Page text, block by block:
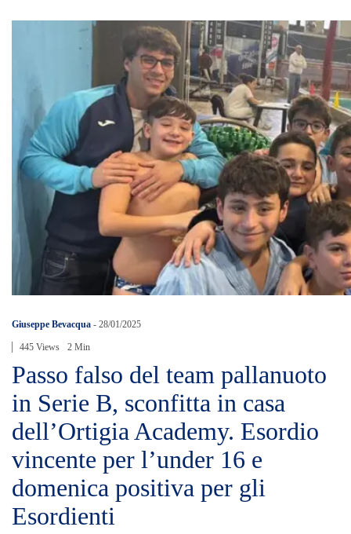
Giuseppe Bevacqua - 28/01/2025
445 Views 2 Min
Passo falso del team pallanuoto
in Serie B, sconfitta in casa
dell’Ortigia Academy. Esordio
vincente per l’under 16 e
domenica positiva per gli
Esordienti